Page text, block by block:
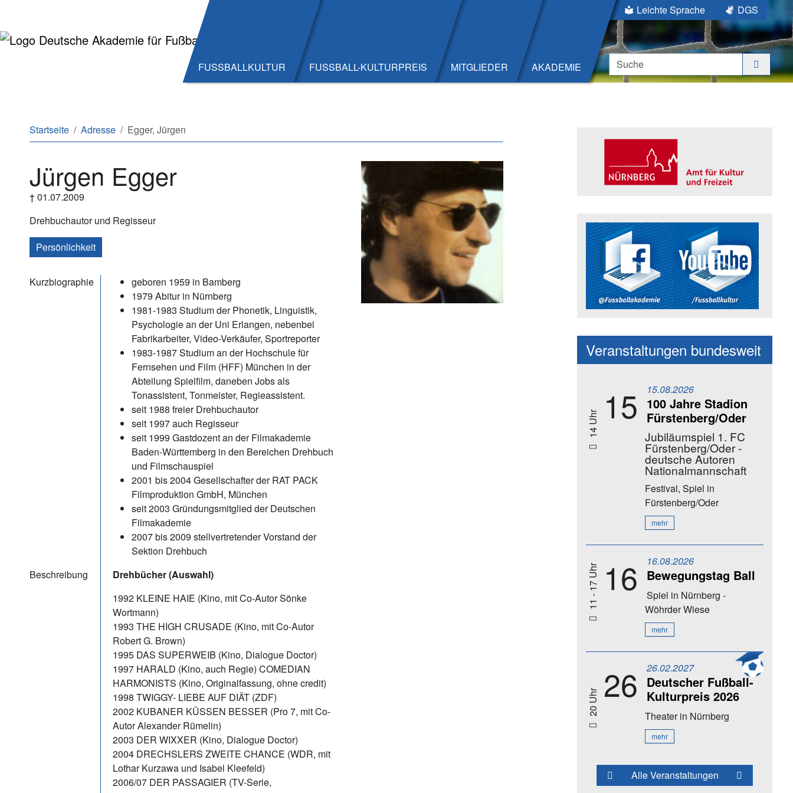
FUSSBALLKULTUR FUSSBALL-KULTURPREIS MITGLIEDER AKADEMIE
Leichte Sprache
DGS
Suche
Sie sind hier:
Startseite Adresse Egger, Jürgen
Jürgen Egger
† 01.07.2009
Drehbuchautor und Regisseur
Persönlichkeit
Kurzbiographie
geboren 1959 in Bamberg
1979 Abitur in Nürnberg
1981-1983 Studium der Phonetik, Linguistik,
Psychologie an der Uni Erlangen, nebenbei
Fabrikarbeiter, Video-Verkäufer, Sportreporter
1983-1987 Studium an der Hochschule für
Fernsehen und Film (HFF) München in der
Abteilung Spielfilm, daneben Jobs als
Tonassistent, Tonmeister, Regieassistent.
seit 1988 freier Drehbuchautor
seit 1997 auch Regisseur
seit 1999 Gastdozent an der Filmakademie
Baden-Württemberg in den Bereichen Drehbuch
und Filmschauspiel
2001 bis 2004 Gesellschafter der RAT PACK
Filmproduktion GmbH, München
seit 2003 Gründungsmitglied der Deutschen
Filmakademie
2007 bis 2009 stellvertretender Vorstand der
Sektion Drehbuch
Beschreibung
Drehbücher (Auswahl)
1992 KLEINE HAIE (Kino, mit Co-Autor Sönke
Wortmann)
1993 THE HIGH CRUSADE (Kino, mit Co-Autor
Robert G. Brown)
1995 DAS SUPERWEIB (Kino, Dialogue Doctor)
1997 HARALD (Kino, auch Regie) COMEDIAN
HARMONISTS (Kino, Originalfassung, ohne credit)
1998 TWIGGY- LIEBE AUF DIÄT (ZDF)
2002 KUBANER KÜSSEN BESSER (Pro 7, mit Co-
Autor Alexander Rümelin)
2003 DER WIXXER (Kino, Dialogue Doctor)
2004 DRECHSLERS ZWEITE CHANCE (WDR, mit
Lothar Kurzawa und Isabel Kleefeld)
2006/07 DER PASSAGIER (TV-Serie,
Social Media Kanäle der
Veranstaltungen bundesweit
14 Uhr 15 15.08.2026
100 Jahre Stadion
Fürstenberg/Oder
Jubiläumspiel 1. FC
Fürstenberg/Oder -
deutsche Autoren
Nationalmannschaft
Festival, Spiel in
Fürstenberg/Oder
mehr
11 - 17 Uhr 16 16.08.2026
Bewegungstag Ball
Spiel in Nürnberg -
Wöhrder Wiese
mehr
20 Uhr 26 26.02.2027
Deutscher Fußball-
Kulturpreis 2026
Theaterin Nürnberg
mehr
Alle Veranstaltungen